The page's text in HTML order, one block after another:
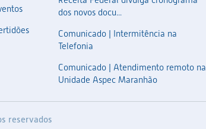
dos novos docu...
Comunicado | Intermitência na
Telefonia
Comunicado | Atendimento remoto na
Unidade Aspec Maranhão
reservados